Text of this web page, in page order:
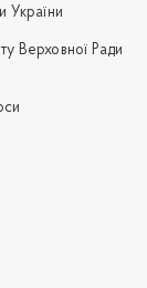
України
Верховної Ради